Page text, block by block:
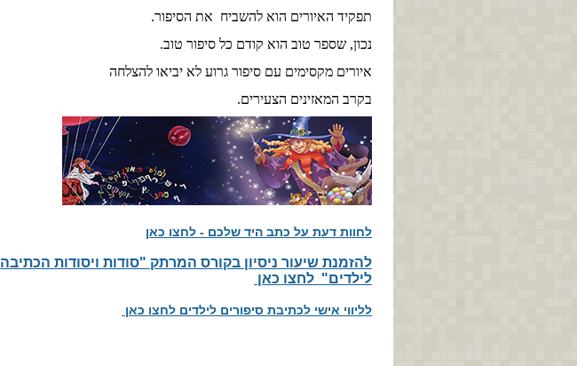
תפקיד האיורים הוא להשביח את הסיפור.
נכון, שספר טוב הוא קודם כל סיפור טוב.
איורים מקסימים עם סיפור גרוע לא יביאו להצלחה
בקרב המאזינים הצעירים.
לחוות דעת על כתב היד שלכם - לחצו כאן
​להזמנת שיעור ניסיון בקורס המרתק "סודות ויסודות הכתיבה
לילדים" לחצו כאן
לליווי אישי לכתיבת סיפורים לילדים לחצו כאן